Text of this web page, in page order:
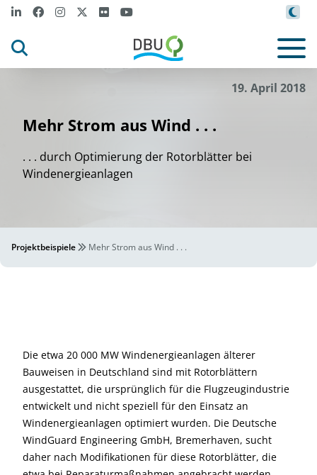
19. April 2018
Mehr Strom aus Wind . . .
. . . durch Optimierung der Rotorblätter bei
Windenergieanlagen
Projektbeispiele Mehr Strom aus Wind . . .
Die etwa 20 000 MW Windenergieanlagen älterer
Bauweisen in Deutschland sind mit Rotorblättern
ausgestattet, die ursprünglich für die Flugzeugindustrie
entwickelt und nicht speziell für den Einsatz an
Windenergieanlagen optimiert wurden. Die Deutsche
WindGuard Engineering GmbH, Bremerhaven, sucht
daher nach Modifikationen für diese Rotorblätter, die